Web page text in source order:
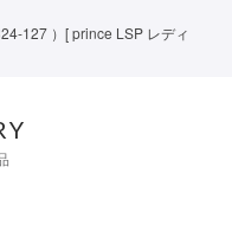
127 ）[ prince LSP レディ